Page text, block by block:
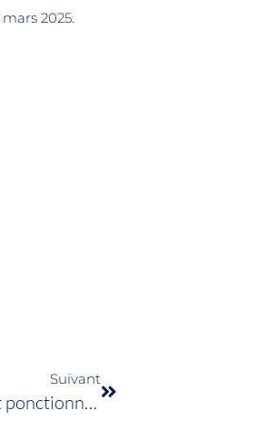
2025.
Suivant
Projet de loi de finances pour 2025 : le Gouvernement ponctionne à nouveau le sport